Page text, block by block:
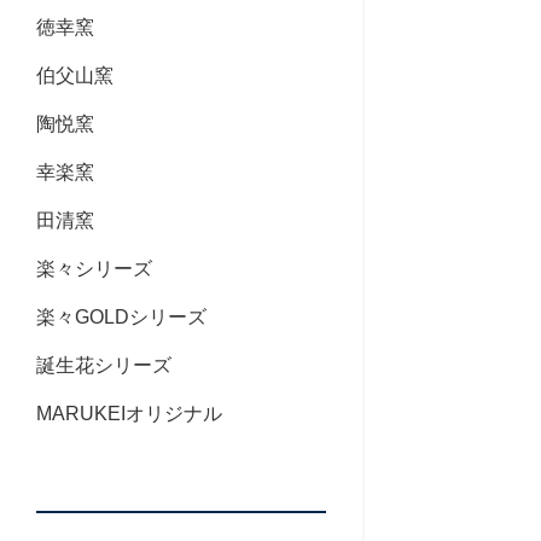
徳幸窯
伯父山窯
陶悦窯
幸楽窯
田清窯
楽々シリーズ
楽々GOLDシリーズ
誕生花シリーズ
MARUKEIオリジナル